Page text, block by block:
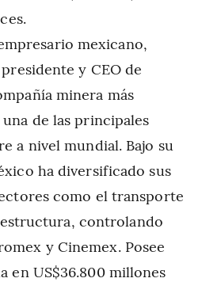
mexicano,
y CEO de
minera más
de las principales
a nivel mundial. Bajo su
ha diversificado sus
como el transporte
controlando
y Cinemex. Posee
en US$36.800 millones